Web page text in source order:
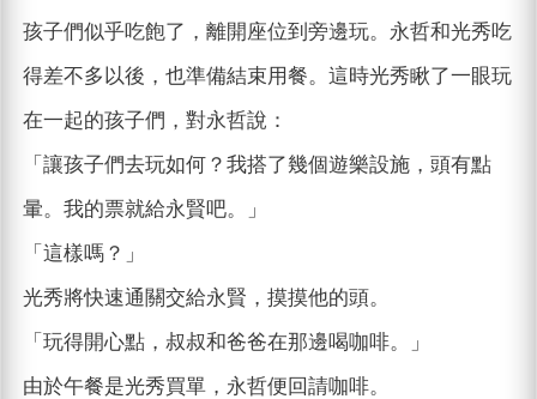
孩子們似乎吃飽了，離開座位到旁邊玩。永哲和光秀吃
得差不多以後，也準備結束用餐。這時光秀瞅了一眼玩
在一起的孩子們，對永哲說：
「讓孩子們去玩如何？我搭了幾個遊樂設施，頭有點
暈。我的票就給永賢吧。」
「這樣嗎？」
光秀將快速通關交給永賢，摸摸他的頭。
「玩得開心點，叔叔和爸爸在那邊喝咖啡。」
由於午餐是光秀買單，永哲便回請咖啡。